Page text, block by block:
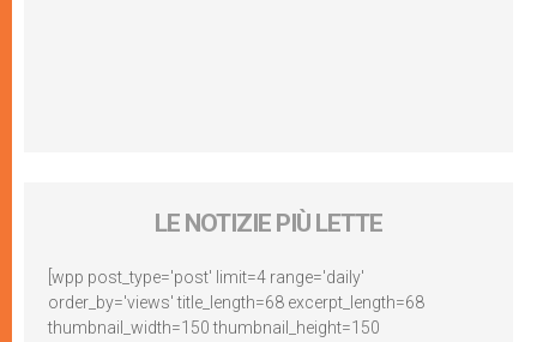
LE NOTIZIE PIÙ LETTE
[wpp post_type='post' limit=4 range='daily'
order_by='views' title_length=68 excerpt_length=68
thumbnail_width=150 thumbnail_height=150